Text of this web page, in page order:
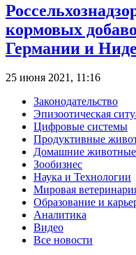
кормовых
Германии и
25 июня 2021, 11:16
Законодательство
Эпизоотическая
Цифровые системы
Продуктивные
Домашние животные
Зообизнес
Наука и Технологии
Мировая
Образование и
Аналитика
Видео
Все новости